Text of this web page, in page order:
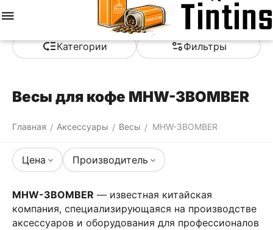
Категории Фильтры
Весы для кофе MHW-3BOMBER
Главная / Аксессуары / Весы / MHW-3BOMBER
Цена Производитель
MHW-3BOMBER — известная китайская
компания, специализирующаяся на производстве
аксессуаров и оборудования для профессионалов
Корзина Отложенные
товары
Аккаунт